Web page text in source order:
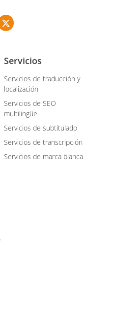
Servicios
Servicios de traducción y
localización
Servicios de SEO
multilingüe
Servicios de subtitulado
Servicios de transcripción
Servicios de marca blanca